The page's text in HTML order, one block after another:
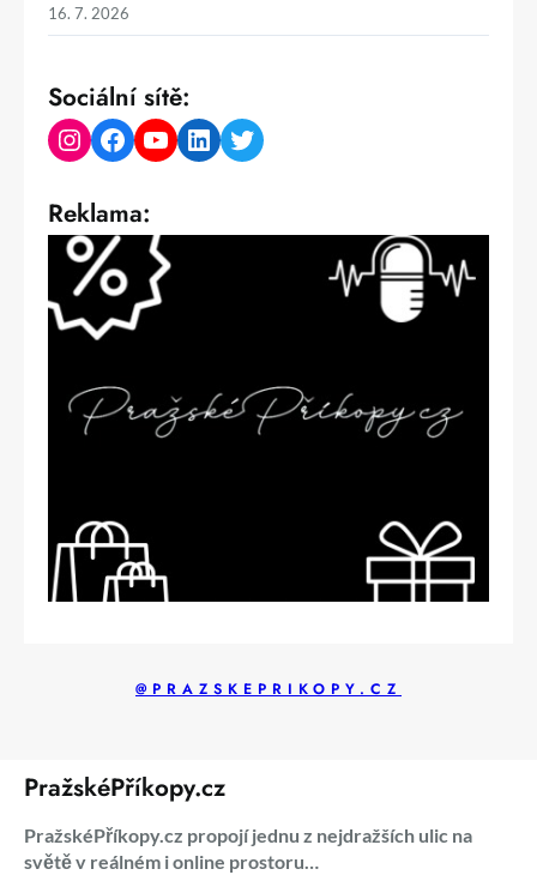
16. 7. 2026
Sociální sítě:
Instagram Facebook YouTube LinkedIn Twitter
Reklama:
@PRAZSKEPRIKOPY.CZ
PražskéPříkopy.cz
PražskéPříkopy.cz propojí jednu z nejdražších ulic na
světě v reálném i online prostoru…